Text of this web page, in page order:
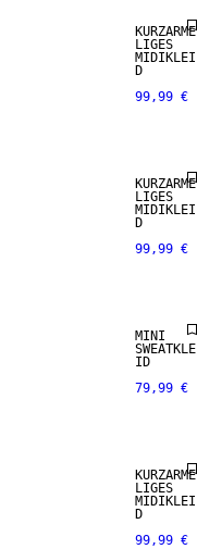
KURZÄRME
LIGES
MIDIKLEI
D
99,99 €
KURZÄRME
LIGES
MIDIKLEI
D
99,99 €
MINI
SWEATKLE
ID
79,99 €
KURZÄRME
LIGES
MIDIKLEI
D
99,99 €